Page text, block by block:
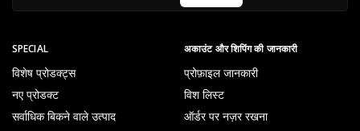
SPECIAL
विशेष प्रोडक्ट्स
नए प्रोडक्ट
सर्वाधिक बिकने वाले उत्पाद
अकाउंट और शिपिंग की जानकारी
प्रोफ़ाइल जानकारी
विश लिस्ट
ऑर्डर पर नज़र रखना